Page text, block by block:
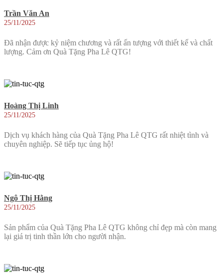
Trần Văn An
25/11/2025
Đã nhận được kỷ niệm chương và rất ấn tượng với thiết kế và chất
lượng. Cảm ơn Quà Tặng Pha Lê QTG!
Hoàng Thị Linh
25/11/2025
Dịch vụ khách hàng của Quà Tặng Pha Lê QTG rất nhiệt tình và
chuyên nghiệp. Sẽ tiếp tục ủng hộ!
Ngô Thị Hằng
25/11/2025
Sản phẩm của Quà Tặng Pha Lê QTG không chỉ đẹp mà còn mang
lại giá trị tinh thần lớn cho người nhận.